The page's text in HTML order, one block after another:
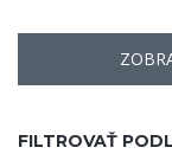
FILTROVAŤ